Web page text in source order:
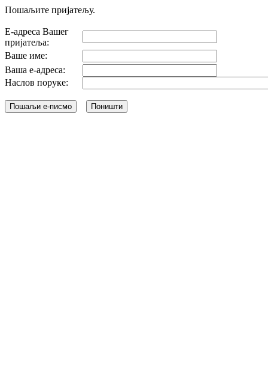
Пошаљите пријатељу.
Е-адреса Вашег
пријатеља:
Ваше име:
Ваша е-адреса:
Наслов поруке: